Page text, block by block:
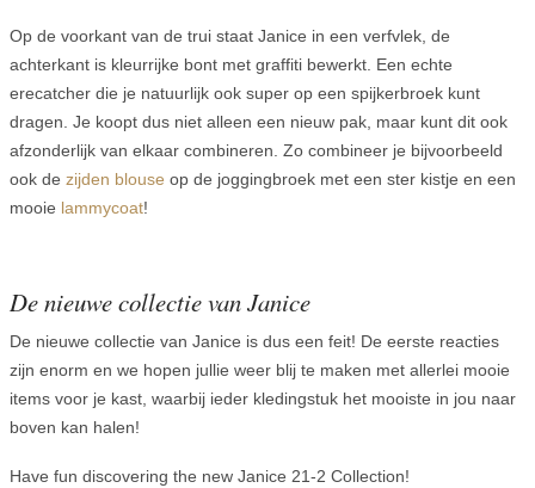
Op de voorkant van de trui staat Janice in een verfvlek, de
achterkant is kleurrijke bont met graffiti bewerkt. Een echte
erecatcher die je natuurlijk ook super op een spijkerbroek kunt
dragen. Je koopt dus niet alleen een nieuw pak, maar kunt dit ook
afzonderlijk van elkaar combineren. Zo combineer je bijvoorbeeld
ook de zijden blouse op de joggingbroek met een ster kistje en een
mooie lammycoat!
De nieuwe collectie van Janice
De nieuwe collectie van Janice is dus een feit! De eerste reacties
zijn enorm en we hopen jullie weer blij te maken met allerlei mooie
items voor je kast, waarbij ieder kledingstuk het mooiste in jou naar
boven kan halen!
Have fun discovering the new Janice 21-2 Collection!